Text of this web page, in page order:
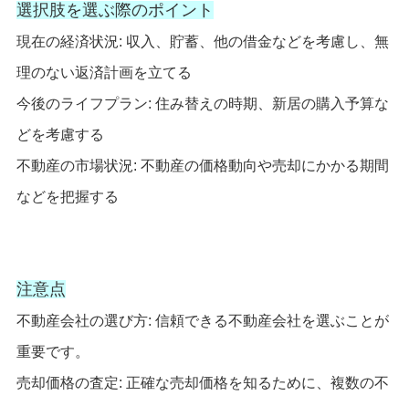
選択肢を選ぶ際のポイント
現在の経済状況: 収入、貯蓄、他の借金などを考慮し、無
理のない返済計画を立てる
今後のライフプラン: 住み替えの時期、新居の購入予算な
どを考慮する
不動産の市場状況: 不動産の価格動向や売却にかかる期間
などを把握する
注意点
不動産会社の選び方: 信頼できる不動産会社を選ぶことが
重要です。
売却価格の査定: 正確な売却価格を知るために、複数の不